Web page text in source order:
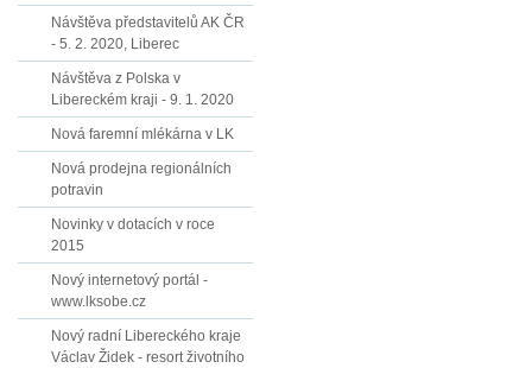
Návštěva představitelů AK ČR
- 5. 2. 2020, Liberec
Návštěva z Polska v
Libereckém kraji - 9. 1. 2020
Nová faremní mlékárna v LK
Nová prodejna regionálních
potravin
Novinky v dotacích v roce
2015
Nový internetový portál -
www.lksobe.cz
Nový radní Libereckého kraje
Václav Židek - resort životního